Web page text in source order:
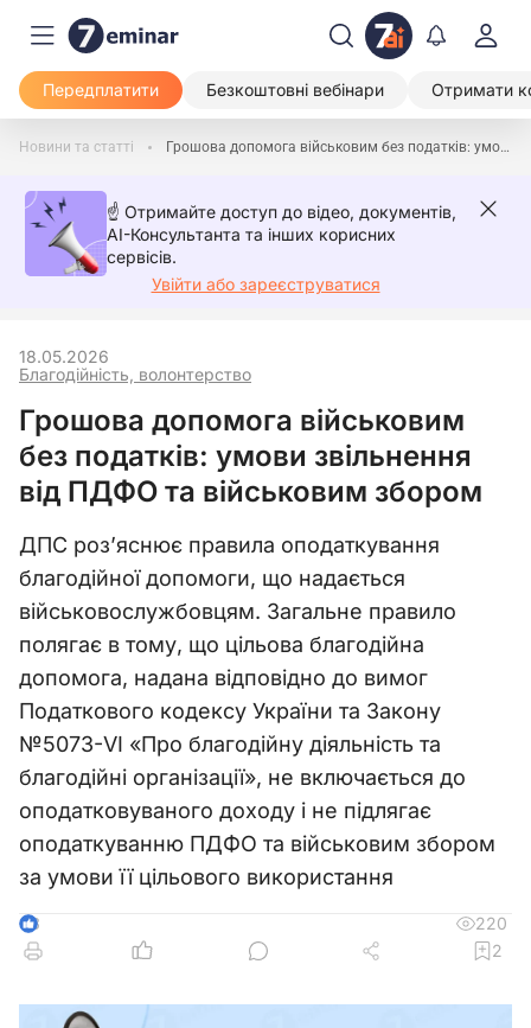
Передплатити Безкоштовні вебінари Отримати
Новини та статті Грошова допомога військовим без податків: умови звільнення від ПДФО та військовим збором
☝️ Отримайте доступ до відео, документів,
AI-Консультанта та інших корисних
сервісів.
Увійти або зареєструватися
Благодійність, волонтерство
18.05.2026
Грошова допомога військовим
без податків: умови звільнення
від ПДФО та військовим збором
ДПС роз’яснює правила оподаткування
благодійної допомоги, що надається
військовослужбовцям. Загальне правило
полягає в тому, що цільова благодійна
допомога, надана відповідно до вимог
Податкового кодексу України та Закону
№5073-VI «Про благодійну діяльність та
благодійні організації», не включається до
оподатковуваного доходу і не підлягає
оподаткуванню ПДФО та військовим збором
за умови її цільового використання
3
220
2